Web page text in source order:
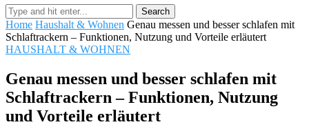
Home Haushalt & Wohnen Genau messen und besser schlafen mit
Schlaftrackern – Funktionen, Nutzung und Vorteile erläutert
HAUSHALT & WOHNEN
Genau messen und besser schlafen mit
Schlaftrackern – Funktionen, Nutzung
und Vorteile erläutert